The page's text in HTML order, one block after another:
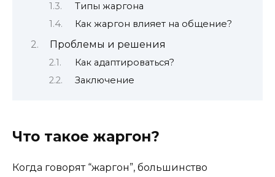
Типы жаргона
Как жаргон влияет на общение?
Проблемы и решения
Как адаптироваться?
Заключение
Что такое жаргон?
Когда говорят “жаргон”, большинство